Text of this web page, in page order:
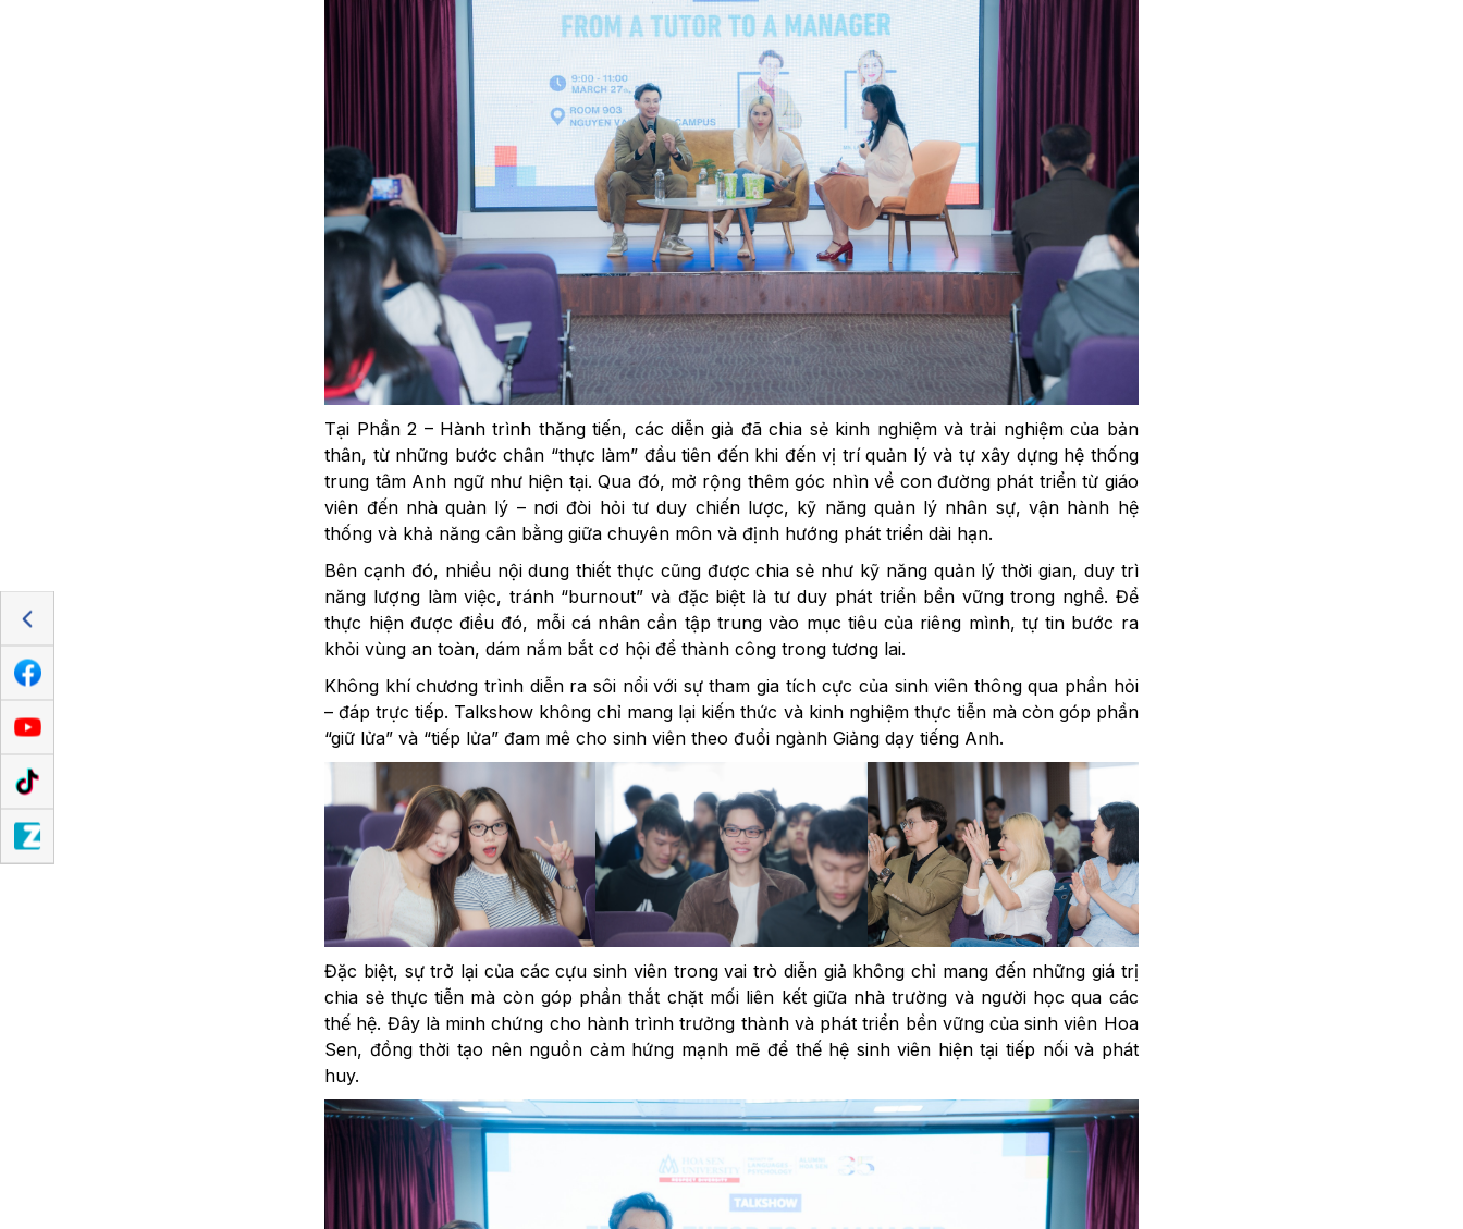
Tại Phần 2 – Hành trình thăng tiến, các diễn giả đã chia sẻ kinh nghiệm và trải nghiệm của bản
thân, từ những bước chân “thực làm” đầu tiên đến khi đến vị trí quản lý và tự xây dựng hệ thống
trung tâm Anh ngữ như hiện tại. Qua đó, mở rộng thêm góc nhìn về con đường phát triển từ giáo
viên đến nhà quản lý – nơi đòi hỏi tư duy chiến lược, kỹ năng quản lý nhân sự, vận hành hệ
thống và khả năng cân bằng giữa chuyên môn và định hướng phát triển dài hạn.
Bên cạnh đó, nhiều nội dung thiết thực cũng được chia sẻ như kỹ năng quản lý thời gian, duy trì
năng lượng làm việc, tránh “burnout” và đặc biệt là tư duy phát triển bền vững trong nghề. Để
thực hiện được điều đó, mỗi cá nhân cần tập trung vào mục tiêu của riêng mình, tự tin bước ra
khỏi vùng an toàn, dám nắm bắt cơ hội để thành công trong tương lai.
Không khí chương trình diễn ra sôi nổi với sự tham gia tích cực của sinh viên thông qua phần hỏi
– đáp trực tiếp. Talkshow không chỉ mang lại kiến thức và kinh nghiệm thực tiễn mà còn góp phần
“giữ lửa” và “tiếp lửa” đam mê cho sinh viên theo đuổi ngành Giảng dạy tiếng Anh.
Đặc biệt, sự trở lại của các cựu sinh viên trong vai trò diễn giả không chỉ mang đến những giá trị
chia sẻ thực tiễn mà còn góp phần thắt chặt mối liên kết giữa nhà trường và người học qua các
thế hệ. Đây là minh chứng cho hành trình trưởng thành và phát triển bền vững của sinh viên Hoa
Sen, đồng thời tạo nên nguồn cảm hứng mạnh mẽ để thế hệ sinh viên hiện tại tiếp nối và phát
huy.